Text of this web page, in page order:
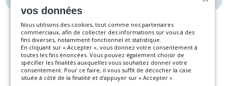
vos données
Nous utilisons des cookies, tout comme nos partenaires
commerciaux, afin de collecter des informations sur vous à des
fins diverses, notamment fonctionnel et statistique.
En cliquant sur « Accepter », vous donnez votre consentement à
toutes les fins énoncées. Vous pouvez également choisir de
spécifier les finalités auxquelles vous souhaitez donner votre
consentement. Pour ce faire, il vous suffit de décocher la case
située à côté de la finalité et d'appuyer sur « Accepter ».